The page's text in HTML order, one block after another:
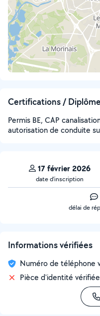
Certifications /
Permis BE, CAP
autorisation de conduite
17 février 2026
date d’inscription
délai de
Informations vérifiées
Numéro de téléphone
Pièce d'identité vérifiée